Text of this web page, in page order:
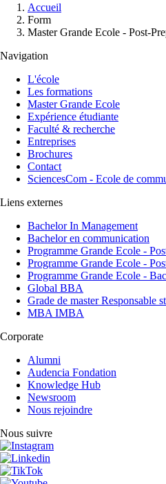
d'Ariane
Accueil
Form
Master Grande Ecole - Post-
Navigation
L'école
Les formations
Master Grande Ecole
Expérience étudiante
Faculté & recherche
Entreprises
Brochures
Contact
SciencesCom - Ecole de
Liens externes
Bachelor In Management
Bachelor en communication
Programme Grande Ecole -
Programme Grande Ecole -
Programme Grande Ecole -
Global BBA
Grade de master Responsable
MBA IMBA
Corporate
Alumni
Audencia Fondation
Knowledge Hub
Newsroom
Nous rejoindre
Nous suivre